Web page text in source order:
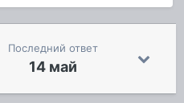
Последний ответ
14 май